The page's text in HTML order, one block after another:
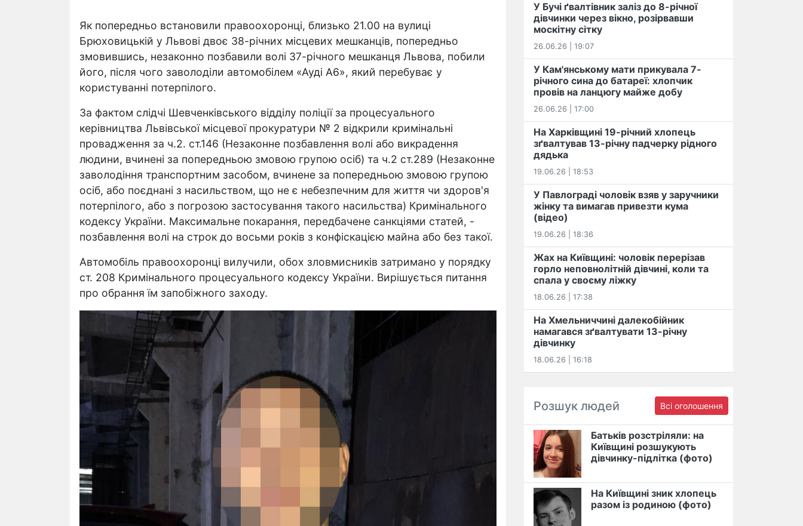
Як попередньо встановили правоохоронці, близько 21.00 на вулиці
Брюховицькій у Львові двоє 38-річних місцевих мешканців, попередньо
змовившись, незаконно позбавили волі 37-річного мешканця Львова, побили
його, після чого заволоділи автомобілем «Ауді А6», який перебуває у
користуванні потерпілого.
За фактом слідчі Шевченківського відділу поліції за процесуального
керівництва Львівської місцевої прокуратури № 2 відкрили кримінальні
провадження за ч.2. ст.146 (Незаконне позбавлення волі або викрадення
людини, вчинені за попередньою змовою групою осіб) та ч.2 ст.289 (Незаконне
заволодіння транспортним засобом, вчинене за попередньою змовою групою
осіб, або поєднані з насильством, що не є небезпечним для життя чи здоров'я
потерпілого, або з погрозою застосування такого насильства) Кримінального
кодексу України. Максимальне покарання, передбачене санкціями статей, -
позбавлення волі на строк до восьми років з конфіскацією майна або без такої.
Автомобіль правоохоронці вилучили, обох зловмисників затримано у порядку
ст. 208 Кримінального процесуального кодексу України. Вирішується питання
про обрання їм запобіжного заходу.
У Бучі ґвалтівник заліз до 8-річної
дівчинки через вікно, розірвавши
москітну сітку
26.06.26 | 19:07
У Кам'янському мати прикувала 7-
річного сина до батареї: хлопчик
провів на ланцюгу майже добу
26.06.26 | 17:00
На Харківщині 19-річний хлопець​
️зґвалтував 13-річну падчерку рідного
дядька
19.06.26 | 18:53
У Павлограді чоловік взяв у заручники
жінку та вимагав привезти кума
(відео)
19.06.26 | 18:36
Жах на Київщині: чоловік перерізав
горло неповнолітній дівчині, коли та
спала у своєму ліжку
18.06.26 | 17:38
На Хмельниччині далекобійник
намагався зґвалтувати 13-річну
дівчинку
18.06.26 | 16:18
Розшук людей Всі оголошення
Батьків розстріляли: на
Київщині розшукують
дівчинку-підлітка (фото)
На Київщині зник хлопець
разом із родиною (фото)